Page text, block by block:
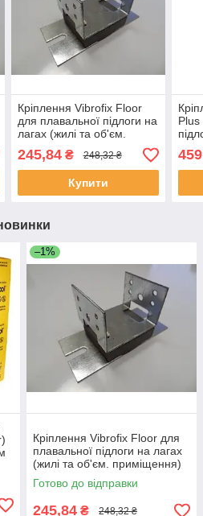
Кріплення Vibrofix Floor
для плавальної підлоги на
лагах (жилі та об'єм.
приміщення)
245,84₴ 248,32 ₴
Купити
Plus
–1%
Кріплення Vibrofix Floor для
плавальної підлоги на лагах
(жилі та об'єм. приміщення)
Готово до відправки
245,84 ₴ 248,32 ₴